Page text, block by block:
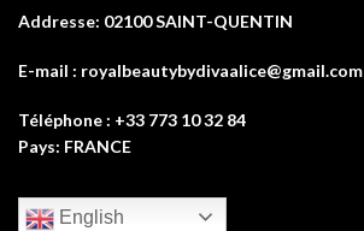
Addresse: 02100 SAINT-QUENTIN
E-mail : royalbeautybydivaalice@gmail.com
Téléphone : +33 773 10 32 84
Pays: FRANCE
English